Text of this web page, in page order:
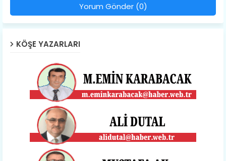
Yorum Gönder (0)
KÖŞE YAZARLARI